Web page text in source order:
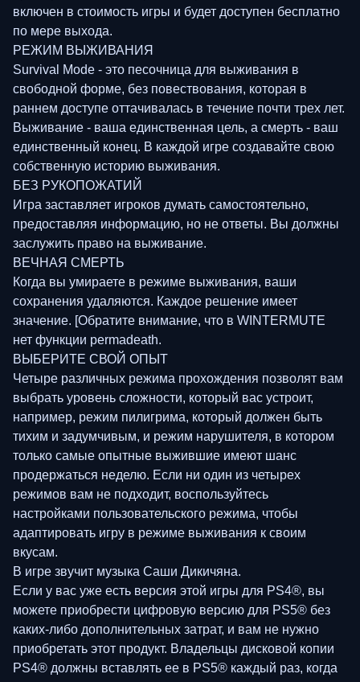
включен в стоимость игры и будет доступен бесплатно
по мере выхода.
РЕЖИМ ВЫЖИВАНИЯ
Survival Mode - это песочница для выживания в
свободной форме, без повествования, которая в
раннем доступе оттачивалась в течение почти трех лет.
Выживание - ваша единственная цель, а смерть - ваш
единственный конец. В каждой игре создавайте свою
собственную историю выживания.
БЕЗ РУКОПОЖАТИЙ
Игра заставляет игроков думать самостоятельно,
предоставляя информацию, но не ответы. Вы должны
заслужить право на выживание.
ВЕЧНАЯ СМЕРТЬ
Когда вы умираете в режиме выживания, ваши
сохранения удаляются. Каждое решение имеет
значение. [Обратите внимание, что в WINTERMUTE
нет функции permadeath.
ВЫБЕРИТЕ СВОЙ ОПЫТ
Четыре различных режима прохождения позволят вам
выбрать уровень сложности, который вас устроит,
например, режим пилигрима, который должен быть
тихим и задумчивым, и режим нарушителя, в котором
только самые опытные выжившие имеют шанс
продержаться неделю. Если ни один из четырех
режимов вам не подходит, воспользуйтесь
настройками пользовательского режима, чтобы
адаптировать игру в режиме выживания к своим
вкусам.
В игре звучит музыка Саши Дикичяна.
Если у вас уже есть версия этой игры для PS4®, вы
можете приобрести цифровую версию для PS5® без
каких-либо дополнительных затрат, и вам не нужно
приобретать этот продукт. Владельцы дисковой копии
PS4® должны вставлять ее в PS5® каждый раз, когда